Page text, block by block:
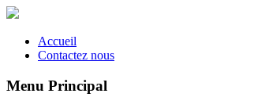
Accueil
Contactez nous
Menu Principal